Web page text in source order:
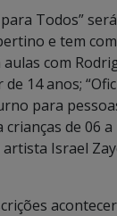
para Todos”
e tem
aulas com
14 anos;
para
crianças de 06
Israel